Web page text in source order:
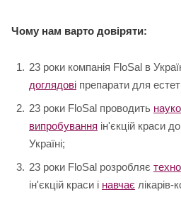
Чому нам варто довіряти:
23 роки компанія FloSal в
доглядові препарати для
23 роки FloSal проводить
випробування ін'єкцій краси
Україні;
23 роки FloSal розробляє
ін'єкцій краси і навчає лікарів-